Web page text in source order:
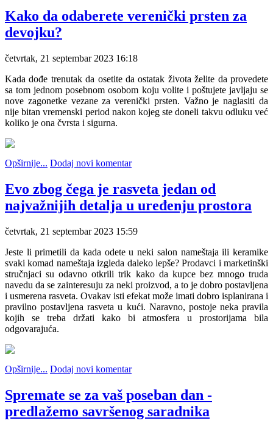
Kako da odaberete verenički prsten za
devojku?
četvrtak, 21 septembar 2023 16:18
Kada dođe trenutak da osetite da ostatak života želite da provedete
sa tom jednom posebnom osobom koju volite i poštujete javljaju se
nove zagonetke vezane za verenički prsten. Važno je naglasiti da
nije bitan vremenski period nakon kojeg ste doneli takvu odluku već
koliko je ona čvrsta i sigurna.
Opširnije... Dodaj novi komentar
Evo zbog čega je rasveta jedan od
najvažnijih detalja u uređenju prostora
četvrtak, 21 septembar 2023 15:59
Jeste li primetili da kada odete u neki salon nameštaja ili keramike
svaki komad nameštaja izgleda daleko lepše? Prodavci i marketinški
stručnjaci su odavno otkrili trik kako da kupce bez mnogo truda
navedu da se zainteresuju za neki proizvod, a to je dobro postavljena
i usmerena rasveta. Ovakav isti efekat može imati dobro isplanirana i
pravilno postavljena rasveta u kući. Naravno, postoje neka pravila
kojih se treba držati kako bi atmosfera u prostorijama bila
odgovarajuća.
Opširnije... Dodaj novi komentar
Spremate se za vaš poseban dan -
predlažemo savršenog saradnika